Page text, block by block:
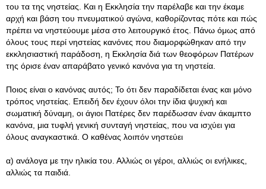
του τα της νηστείας. Και η Εκκλησία την παρέλαβε και την έκαμε
αρχή και βάση του πνευματικού αγώνα, καθορίζοντας πότε και πώς
πρέπει να νηστεύουμε μέσα στο λειτουργικό έτος. Πάνω όμως από
όλους τους περί νηστείας κανόνες που διαμορφώθηκαν από την
εκκλησιαστική παράδοση, η Εκκλησία διά των θεοφόρων Πατέρων
της όρισε έναν απαράβατο γενικό κανόνα για τη νηστεία.
Ποιος είναι ο κανόνας αυτός; Το ότι δεν παραδίδεται ένας και μόνο
τρόπος νηστείας. Επειδή δεν έχουν όλοι την ίδια ψυχική και
σωματική δύναμη, οι άγιοι Πατέρες δεν παρέδωσαν έναν άκαμπτο
κανόνα, μια τυφλή γενική συνταγή νηστείας, που να ισχύει για
όλους αναγκαστικά. Ο καθένας λοιπόν νηστεύει
α) ανάλογα με την ηλικία του. Αλλιώς οι γέροι, αλλιώς οι ενήλικες,
αλλιώς τα παιδιά.